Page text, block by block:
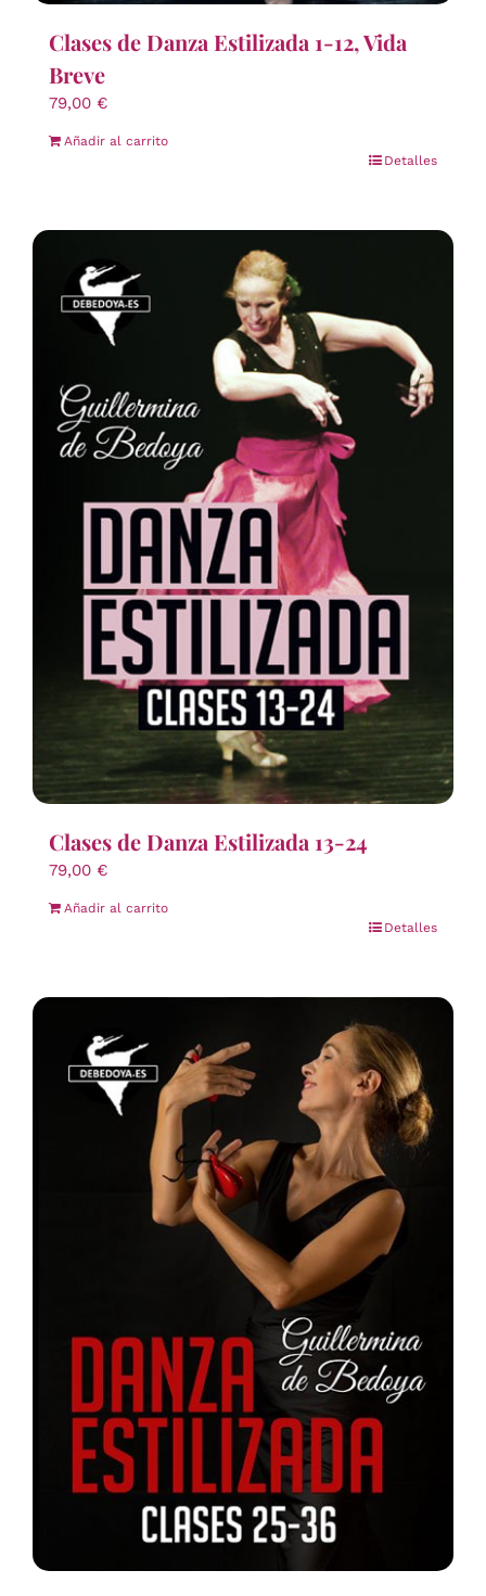
Clases de Danza Estilizada 1-12, Vida
Breve
79,00 €
Añadir al carrito
Detalles
Clases de Danza Estilizada 13-24
79,00 €
Añadir al carrito
Detalles